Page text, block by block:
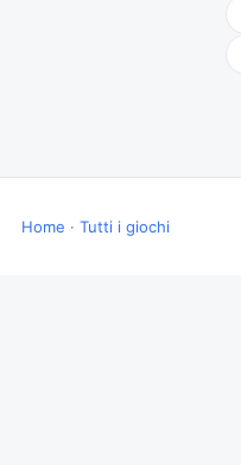
Home · Tutti i giochi